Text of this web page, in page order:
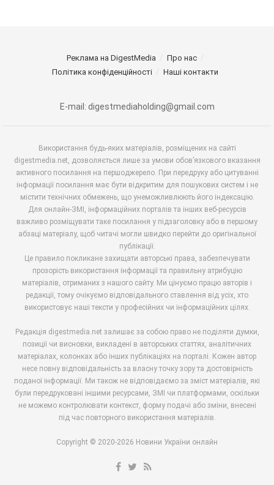
Реклама на DigestMedia
Про нас
Політика конфіденційності
Наші контакти
E-mail: digestmediaholding@gmail.com
Використання будь-яких матеріалів, розміщених на сайті
digestmedia.net, дозволяється лише за умови обов’язкового вказання
активного посилання на першоджерело. При передруку або цитуванні
інформації посилання має бути відкритим для пошукових систем і не
містити технічних обмежень, що унеможливлюють його індексацію.
Для онлайн-ЗМІ, інформаційних порталів та інших веб-ресурсів
важливо розміщувати таке посилання у підзаголовку або в першому
абзаці матеріалу, щоб читачі могли швидко перейти до оригінальної
публікації.
Це правило покликане захищати авторські права, забезпечувати
прозорість використання інформації та правильну атрибуцію
матеріалів, отриманих з нашого сайту. Ми цінуємо працю авторів і
редакції, тому очікуємо відповідального ставлення від усіх, хто
використовує наші тексти у професійних чи інформаційних цілях.
Редакція digestmedia.net залишає за собою право не поділяти думки,
позиції чи висновки, викладені в авторських статтях, аналітичних
матеріалах, колонках або інших публікаціях на порталі. Кожен автор
несе повну відповідальність за власну точку зору та достовірність
поданої інформації. Ми також не відповідаємо за зміст матеріалів, які
були передруковані іншими ресурсами, ЗМІ чи платформами, оскільки
не можемо контролювати контекст, форму подачі або зміни, внесені
під час повторного використання матеріалів.
Copyright © 2020-2026 Новини України онлайн